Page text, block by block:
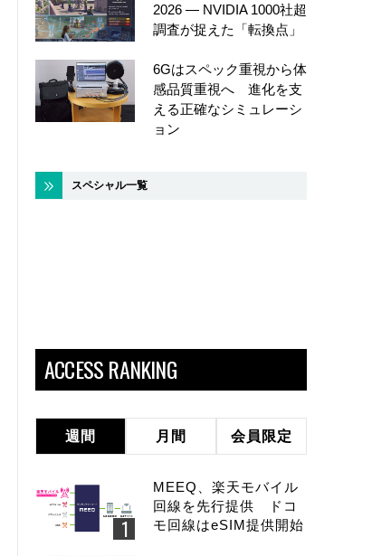
2026 ― NVIDIA 1000社超
調査が捉えた「転換点」
6Gはスペック重視から体
感品質重視へ 進化を支
える正確なシミュレーシ
ョン
スペシャル一覧
ACCESS RANKING
週間 月間 会員限定
MEEQ、楽天モバイル
回線を先行提供 ドコ
モ回線はeSIM提供開始